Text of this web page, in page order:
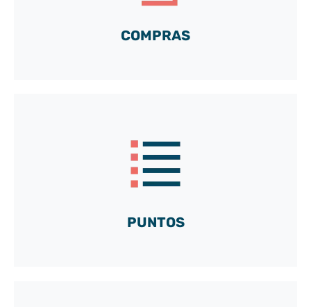
COMPRAS
¡Vamos!
PUNTOS
Acceda a nuestra cuenta DEMO gratuita
y descubra todas las posibilidades de nuestra caja
de herramientas a medida
¡Vamos!